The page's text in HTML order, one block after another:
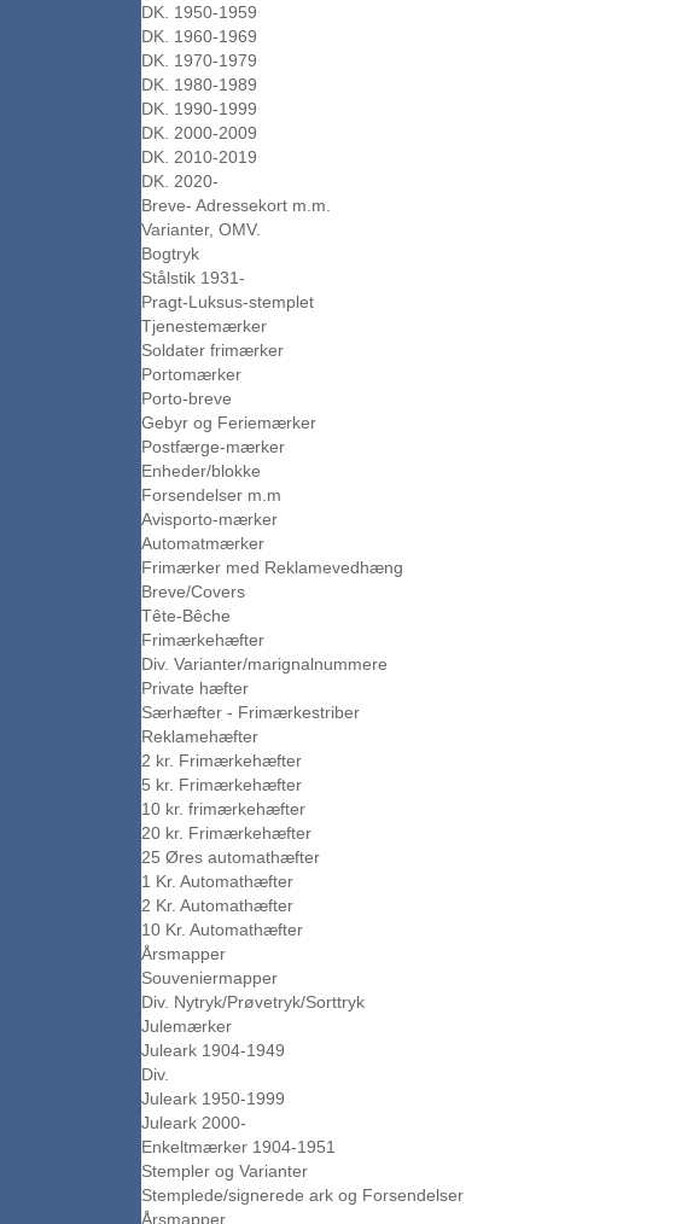
DK. 1950-1959
DK. 1960-1969
DK. 1970-1979
DK. 1980-1989
DK. 1990-1999
DK. 2000-2009
DK. 2010-2019
DK. 2020-
Breve- Adressekort m.m.
Varianter, OMV.
Bogtryk
Stålstik 1931-
Pragt-Luksus-stemplet
Tjenestemærker
Soldater frimærker
Portomærker
Porto-breve
Gebyr og Feriemærker
Postfærge-mærker
Enheder/blokke
Forsendelser m.m
Avisporto-mærker
Automatmærker
Frimærker med Reklamevedhæng
Breve/Covers
Tête-Bêche
Frimærkehæfter
Div. Varianter/marignalnummere
Private hæfter
Særhæfter - Frimærkestriber
Reklamehæfter
2 kr. Frimærkehæfter
5 kr. Frimærkehæfter
10 kr. frimærkehæfter
20 kr. Frimærkehæfter
25 Øres automathæfter
1 Kr. Automathæfter
2 Kr. Automathæfter
10 Kr. Automathæfter
Årsmapper
Souveniermapper
Div. Nytryk/Prøvetryk/Sorttryk
Julemærker
Juleark 1904-1949
Div.
Juleark 1950-1999
Juleark 2000-
Enkeltmærker 1904-1951
Stempler og Varianter
Stemplede/signerede ark og Forsendelser
Årsmapper